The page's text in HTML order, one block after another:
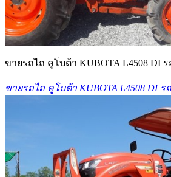
ขายรถไถ คูโบต้า KUBOTA L4508 DI ร
ขายรถไถ คูโบต้า KUBOTA L4508 DI ร